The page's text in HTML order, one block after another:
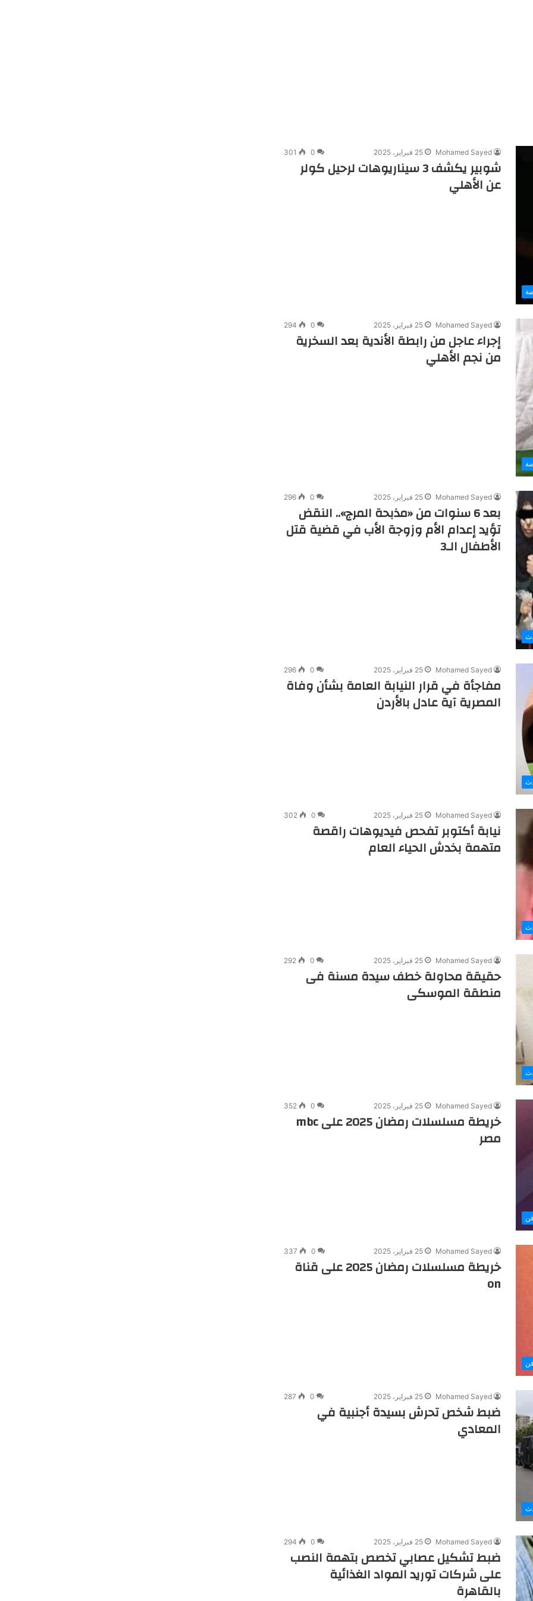
Mohamed Sayed 25 فبراير، 2025 0
301
شوبير يكشف 3 سيناريوهات لرحيل كولر
عن الأهلي
Mohamed Sayed 25 فبراير، 2025 0
294
إجراء عاجل من رابطة الأندية بعد السخرية
من نجم الأهلي
Mohamed Sayed 25 فبراير، 2025 0
296
بعد 6 سنوات من «مذبحة المرج».. النقض
تؤيد إعدام الأم وزوجة الأب في قضية قتل
الأطفال الـ3
Mohamed Sayed 25 فبراير، 2025 0
296
مفاجأة في قرار النيابة العامة بشأن وفاة
المصرية آية عادل بالأردن
Mohamed Sayed 25 فبراير، 2025 0
302
نيابة أكتوبر تفحص فيديوهات راقصة
متهمة بخدش الحياء العام
Mohamed Sayed 25 فبراير، 2025 0
292
حقيقة محاولة خطف سيدة مسنة فى
منطقة الموسكى
Mohamed Sayed 25 فبراير، 2025 0
352
خريطة مسلسلات رمضان 2025 على mbc
مصر
Mohamed Sayed 25 فبراير، 2025 0
337
خريطة مسلسلات رمضان 2025 على قناة
on
Mohamed Sayed 25 فبراير، 2025 0
287
ضبط شخص تحرش بسيدة أجنبية في
المعادي
Mohamed Sayed 25 فبراير، 2025 0
294
ضبط تشكيل عصابي تخصص بتهمة النصب
على شركات توريد المواد الغذائية
بالقاهرة